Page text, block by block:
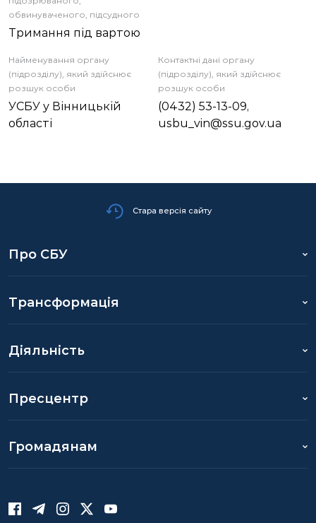
обвинуваченого, підсудного
Тримання під вартою
Найменування органу
(підрозділу), який здійснює
розшук особи
УСБУ у Вінницькій
області
Контактні дані органу
(підрозділу), який здійснює
розшук особи
(0432) 53-13-09,
usbu_vin@ssu.gov.ua
Стара версія сайту
Про СБУ
Трансформація
Діяльність
Пресцентр
Громадянам